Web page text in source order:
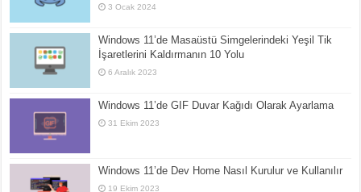
3 Ocak 2024
Windows 11’de Masaüstü Simgelerindeki Yeşil Tik
İşaretlerini Kaldırmanın 10 Yolu
6 Aralık 2023
Windows 11’de GIF Duvar Kağıdı Olarak Ayarlama
31 Ekim 2023
Windows 11’de Dev Home Nasıl Kurulur ve Kullanılır
19 Ekim 2023